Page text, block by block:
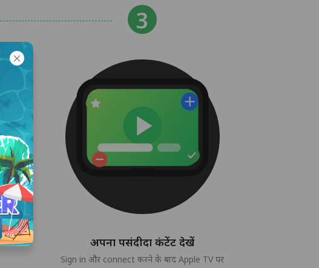
अपना पसंदीदा कंटेंट देखें
Sign in और connect करने के बाद Apple TV पर